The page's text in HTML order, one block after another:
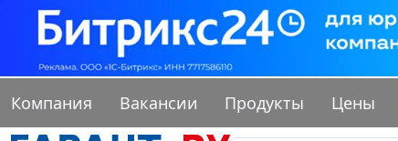
Компания Вакансии Продукты Цены